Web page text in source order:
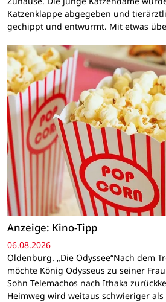
Katzenklappe abgegeben und
gechippt und entwurmt. Mit etwas
Anzeige: Kino-Tipp
06.08.2026
Oldenburg. „Die Odyssee“Nach dem
möchte König Odysseus zu seiner
Sohn Telemachos nach Ithaka
Heimweg wird weitaus schwieriger